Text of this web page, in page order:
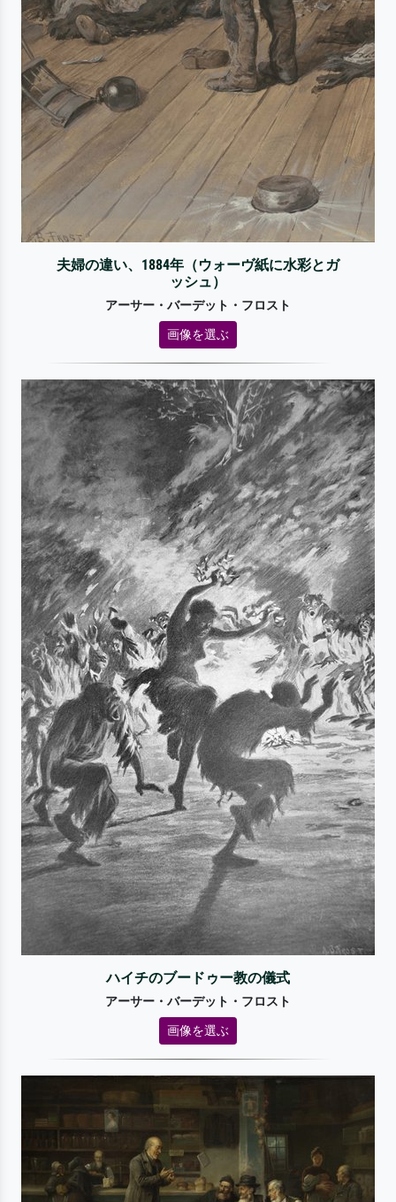
夫婦の違い、1884年（ウォーヴ紙に水彩とガ
ッシュ）
アーサー・バーデット・フロスト
画像を選ぶ
ハイチのブードゥー教の儀式
アーサー・バーデット・フロスト
画像を選ぶ